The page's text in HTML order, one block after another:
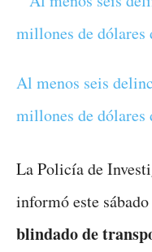
Al menos seis
millones de dólares
La Policía de
informó este
blindado de